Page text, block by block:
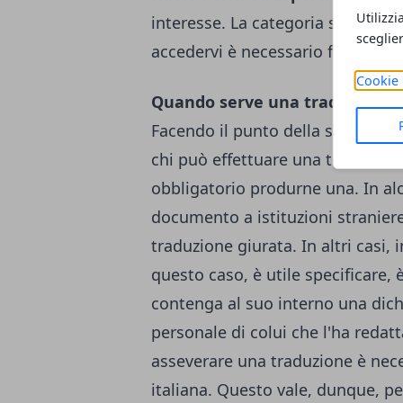
Cookie
interesse. La categoria
accedervi è necessario fare un
Quando serve una traduzione
Facendo il punto della
chi può effettuare una
obbligatorio produrne una. In
documento a istituzioni
traduzione giurata. In altri casi,
questo caso, è utile specificare,
contenga al suo interno una
personale di colui che l'ha
asseverare una traduzione è
italiana. Questo vale, dunque,